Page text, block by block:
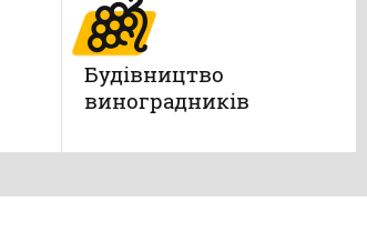
Будівництво
виноградників